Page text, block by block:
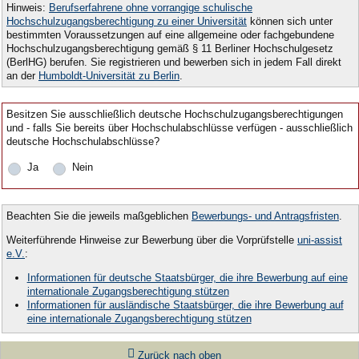
Hinweis: Berufserfahrene ohne vorrangige schulische
Hochschulzugangsberechtigung zu einer Universität können sich unter
bestimmten Voraussetzungen auf eine allgemeine oder fachgebundene
Hochschulzugangsberechtigung gemäß § 11 Berliner Hochschulgesetz
(BerlHG) berufen. Sie registrieren und bewerben sich in jedem Fall direkt
an der Humboldt-Universität zu Berlin
Besitzen Sie ausschließlich deutsche Hochschulzugangsberechtigungen
und - falls Sie bereits über Hochschulabschlüsse verfügen - ausschließlich
deutsche Hochschulabschlüsse?
Ja Nein
Beachten Sie die jeweils maßgeblichen Bewerbungs- und Antragsfristen.
Weiterführende Hinweise zur Bewerbung über die Vorprüfstelle uni-assist
e.V.:
Informationen für deutsche Staatsbürger, die ihre Bewerbung auf eine
internationale Zugangsberechtigung stützen
Informationen für ausländische Staatsbürger, die ihre Bewerbung auf
eine internationale Zugangsberechtigung stützen
Zurück nach oben